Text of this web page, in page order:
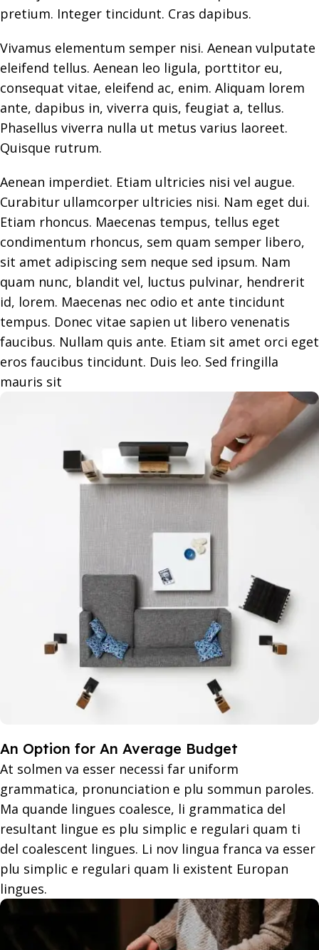
pretium. Integer tincidunt. Cras dapibus.
Vivamus elementum semper nisi. Aenean vulputate
eleifend tellus. Aenean leo ligula, porttitor eu,
consequat vitae, eleifend ac, enim. Aliquam lorem
ante, dapibus in, viverra quis, feugiat a, tellus.
Phasellus viverra nulla ut metus varius laoreet.
Quisque rutrum.
Aenean imperdiet. Etiam ultricies nisi vel augue.
Curabitur ullamcorper ultricies nisi. Nam eget dui.
Etiam rhoncus. Maecenas tempus, tellus eget
condimentum rhoncus, sem quam semper libero,
sit amet adipiscing sem neque sed ipsum. Nam
quam nunc, blandit vel, luctus pulvinar, hendrerit
id, lorem. Maecenas nec odio et ante tincidunt
tempus. Donec vitae sapien ut libero venenatis
faucibus. Nullam quis ante. Etiam sit amet orci eget
eros faucibus tincidunt. Duis leo. Sed fringilla
mauris sit
An Option for An Average Budget
At solmen va esser necessi far uniform
grammatica, pronunciation e plu sommun paroles.
Ma quande lingues coalesce, li grammatica del
resultant lingue es plu simplic e regulari quam ti
del coalescent lingues. Li nov lingua franca va esser
plu simplic e regulari quam li existent Europan
lingues.